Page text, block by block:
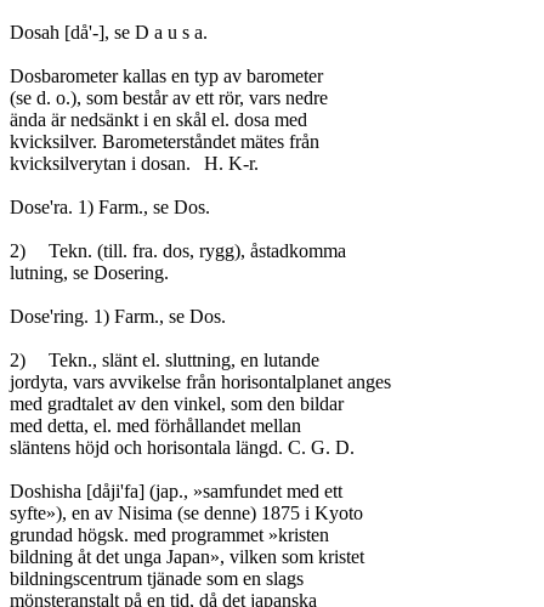
Dosah [då'-], se D a u s a.
Dosbarometer kallas en typ av barometer
(se d. o.), som består av ett rör, vars nedre
ända är nedsänkt i en skål el. dosa med
kvicksilver. Barometerståndet mätes från
kvicksilverytan i dosan.	H. K-r.
Dose'ra. 1) Farm., se Dos.
2)	Tekn. (till. fra. dos, rygg), åstadkomma
lutning, se Dosering.
Dose'ring. 1) Farm., se Dos.
2)	Tekn., slänt el. sluttning, en lutande
jordyta, vars avvikelse från horisontalplanet anges
med gradtalet av den vinkel, som den bildar
med detta, el. med förhållandet mellan
släntens höjd och horisontala längd. C. G. D.
Doshisha [dåji'fa] (jap., »samfundet med ett
syfte»), en av Nisima (se denne) 1875 i Kyoto
grundad högsk. med programmet »kristen
bildning åt det unga Japan», vilken som kristet
bildningscentrum tjänade som en slags
mönsteranstalt på en tid, då det japanska